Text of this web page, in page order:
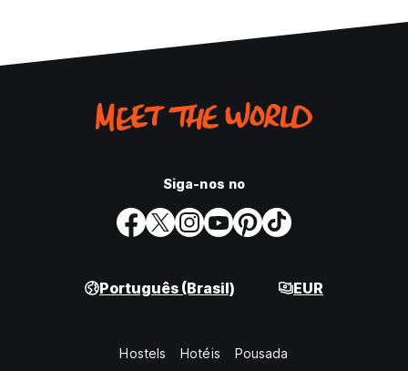
Siga-nos no
Português (Brasil) EUR
Hostels Hotéis Pousada